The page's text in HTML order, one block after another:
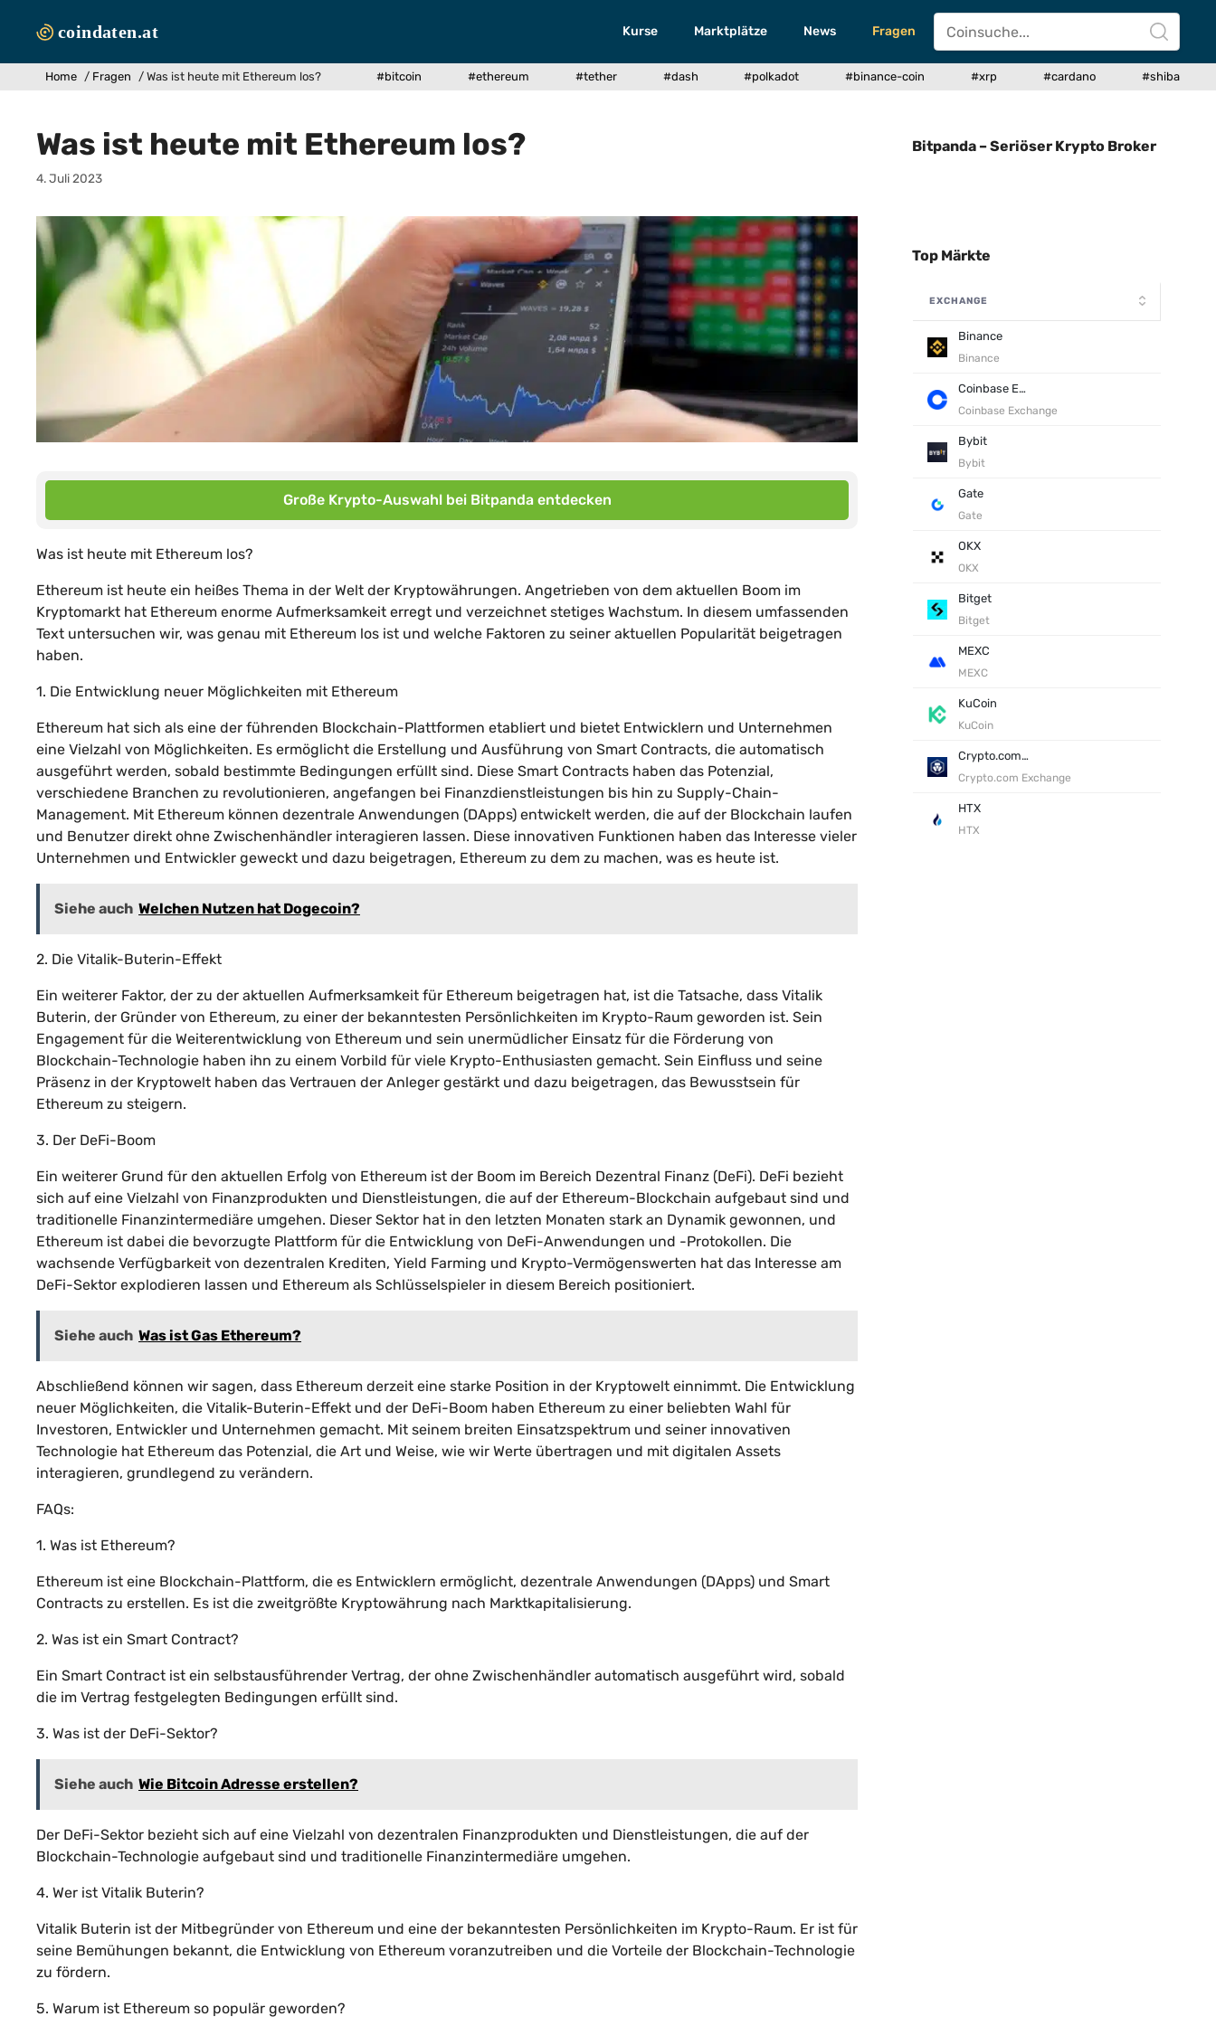
Inhalt
Kurse Marktplätze News Fragen
Home / Fragen / Was ist heute mit Ethereum los? #bitcoin #ethereum #tether #dash #polkadot #binance-coin #xrp #cardano #shiba
Was ist heute mit Ethereum los?
4. Juli 2023
Große Krypto-Auswahl bei Bitpanda entdecken
Was ist heute mit Ethereum los?
Ethereum ist heute ein heißes Thema in der Welt der Kryptowährungen. Angetrieben von dem aktuellen Boom im
Kryptomarkt hat Ethereum enorme Aufmerksamkeit erregt und verzeichnet stetiges Wachstum. In diesem umfassenden
Text untersuchen wir, was genau mit Ethereum los ist und welche Faktoren zu seiner aktuellen Popularität beigetragen
haben.
1. Die Entwicklung neuer Möglichkeiten mit Ethereum
Ethereum hat sich als eine der führenden Blockchain-Plattformen etabliert und bietet Entwicklern und Unternehmen
eine Vielzahl von Möglichkeiten. Es ermöglicht die Erstellung und Ausführung von Smart Contracts, die automatisch
ausgeführt werden, sobald bestimmte Bedingungen erfüllt sind. Diese Smart Contracts haben das Potenzial,
verschiedene Branchen zu revolutionieren, angefangen bei Finanzdienstleistungen bis hin zu Supply-Chain-
Management. Mit Ethereum können dezentrale Anwendungen (DApps) entwickelt werden, die auf der Blockchain laufen
und Benutzer direkt ohne Zwischenhändler interagieren lassen. Diese innovativen Funktionen haben das Interesse vieler
Unternehmen und Entwickler geweckt und dazu beigetragen, Ethereum zu dem zu machen, was es heute ist.
Siehe auch Welchen Nutzen hat Dogecoin?
2. Die Vitalik-Buterin-Effekt
Ein weiterer Faktor, der zu der aktuellen Aufmerksamkeit für Ethereum beigetragen hat, ist die Tatsache, dass Vitalik
Buterin, der Gründer von Ethereum, zu einer der bekanntesten Persönlichkeiten im Krypto-Raum geworden ist. Sein
Engagement für die Weiterentwicklung von Ethereum und sein unermüdlicher Einsatz für die Förderung von
Blockchain-Technologie haben ihn zu einem Vorbild für viele Krypto-Enthusiasten gemacht. Sein Einfluss und seine
Präsenz in der Kryptowelt haben das Vertrauen der Anleger gestärkt und dazu beigetragen, das Bewusstsein für
Ethereum zu steigern.
3. Der DeFi-Boom
Ein weiterer Grund für den aktuellen Erfolg von Ethereum ist der Boom im Bereich Dezentral Finanz (DeFi). DeFi bezieht
sich auf eine Vielzahl von Finanzprodukten und Dienstleistungen, die auf der Ethereum-Blockchain aufgebaut sind und
traditionelle Finanzintermediäre umgehen. Dieser Sektor hat in den letzten Monaten stark an Dynamik gewonnen, und
Ethereum ist dabei die bevorzugte Plattform für die Entwicklung von DeFi-Anwendungen und -Protokollen. Die
wachsende Verfügbarkeit von dezentralen Krediten, Yield Farming und Krypto-Vermögenswerten hat das Interesse am
DeFi-Sektor explodieren lassen und Ethereum als Schlüsselspieler in diesem Bereich positioniert.
Siehe auch Was ist Gas Ethereum?
Abschließend können wir sagen, dass Ethereum derzeit eine starke Position in der Kryptowelt einnimmt. Die Entwicklung
neuer Möglichkeiten, die Vitalik-Buterin-Effekt und der DeFi-Boom haben Ethereum zu einer beliebten Wahl für
Investoren, Entwickler und Unternehmen gemacht. Mit seinem breiten Einsatzspektrum und seiner innovativen
Technologie hat Ethereum das Potenzial, die Art und Weise, wie wir Werte übertragen und mit digitalen Assets
interagieren, grundlegend zu verändern.
FAQs:
1. Was ist Ethereum?
Ethereum ist eine Blockchain-Plattform, die es Entwicklern ermöglicht, dezentrale Anwendungen (DApps) und Smart
Contracts zu erstellen. Es ist die zweitgrößte Kryptowährung nach Marktkapitalisierung.
2. Was ist ein Smart Contract?
Ein Smart Contract ist ein selbstausführender Vertrag, der ohne Zwischenhändler automatisch ausgeführt wird, sobald
die im Vertrag festgelegten Bedingungen erfüllt sind.
3. Was ist der DeFi-Sektor?
Siehe auch Wie Bitcoin Adresse erstellen?
Der DeFi-Sektor bezieht sich auf eine Vielzahl von dezentralen Finanzprodukten und Dienstleistungen, die auf der
Blockchain-Technologie aufgebaut sind und traditionelle Finanzintermediäre umgehen.
4. Wer ist Vitalik Buterin?
Vitalik Buterin ist der Mitbegründer von Ethereum und eine der bekanntesten Persönlichkeiten im Krypto-Raum. Er ist für
seine Bemühungen bekannt, die Entwicklung von Ethereum voranzutreiben und die Vorteile der Blockchain-Technologie
zu fördern.
5. Warum ist Ethereum so populär geworden?
Bitpanda – Seriöser Krypto Broker
Top Märkte
EXCHANGE
Binance
Binance
Coinbase Exchange
Coinbase Exchange
Bybit
Bybit
Gate
Gate
OKX
OKX
Bitget
Bitget
MEXC
MEXC
KuCoin
KuCoin
Crypto.com Exchange
Crypto.com Exchange
HTX
HTX